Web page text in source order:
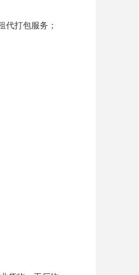
打包服务；